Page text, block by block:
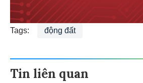
Tags: động đất
Tin liên quan